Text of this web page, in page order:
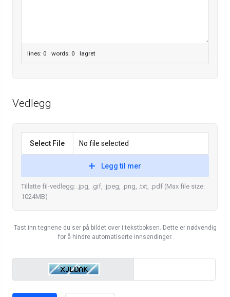
lines: 0 words: 0 lagret
Vedlegg
Select File No file selected
Legg til mer
Tillatte fil-vedlegg: .jpg, .gif, .jpeg, .png, .txt, .pdf (Max file size:
1024MB)
Tast inn tegnene du ser på bildet over i tekstboksen. Dette er nødvendig
for å hindre automatiserte innsendinger.